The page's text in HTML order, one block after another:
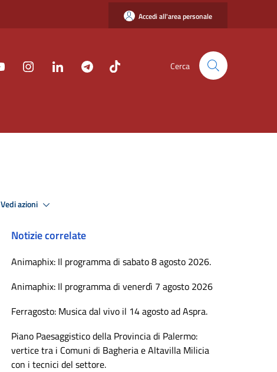
Accedi all'area personale
Cerca
Vedi azioni
Notizie correlate
Animaphix: Il programma di sabato 8 agosto 2026.
Animaphix: Il programma di venerdì 7 agosto 2026
Ferragosto: Musica dal vivo il 14 agosto ad Aspra.
Piano Paesaggistico della Provincia di Palermo:
vertice tra i Comuni di Bagheria e Altavilla Milicia
con i tecnici del settore.